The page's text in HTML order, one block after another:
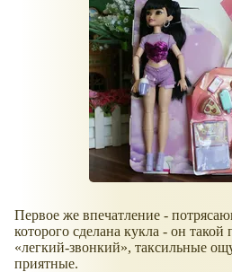
Первое же впечатление -
которого сделана кукла - он
легкий-звонкий , таксильные
приятные.